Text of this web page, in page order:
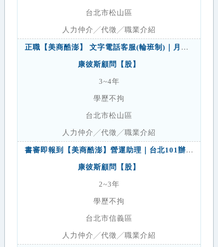
台北市松山區
人力仲介╱代徵╱職業介紹
正職【美商酷澎】 文字電話客服(輪班制)｜月薪38K以上｜特休15天｜有夜班津貼
康彼斯顧問【股】
3~4年
學歷不拘
台北市松山區
人力仲介╱代徵╱職業介紹
書審即報到【美商酷澎】營運助理｜台北101辦公室｜月薪42K
康彼斯顧問【股】
2~3年
學歷不拘
台北市信義區
人力仲介╱代徵╱職業介紹